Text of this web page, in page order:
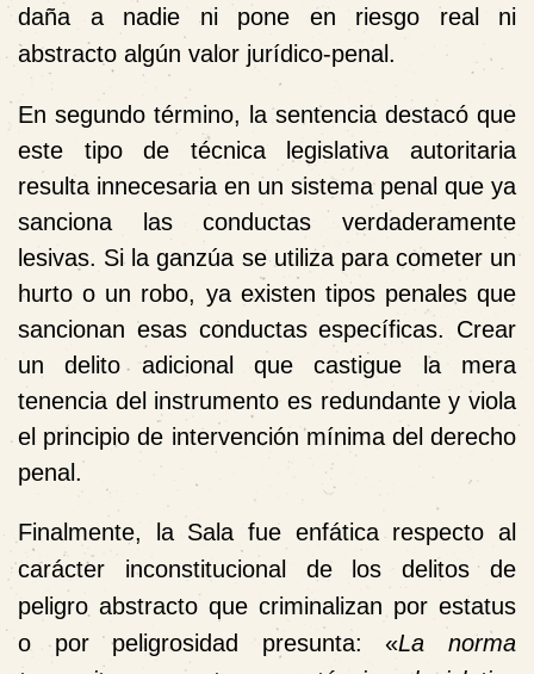
daña a nadie ni pone en riesgo real ni
abstracto algún valor jurídico-penal.
En segundo término, la sentencia destacó que
este tipo de técnica legislativa autoritaria
resulta innecesaria en un sistema penal que ya
sanciona las conductas verdaderamente
lesivas. Si la ganzúa se utiliza para cometer un
hurto o un robo, ya existen tipos penales que
sancionan esas conductas específicas. Crear
un delito adicional que castigue la mera
tenencia del instrumento es redundante y viola
el principio de intervención mínima del derecho
penal.
Finalmente, la Sala fue enfática respecto al
carácter inconstitucional de los delitos de
peligro abstracto que criminalizan por estatus
o por peligrosidad presunta: «La norma